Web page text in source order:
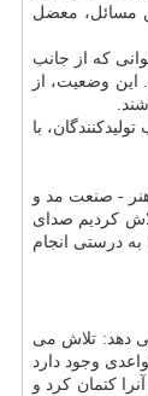
مسائل، معضل
که از جانب
این وضعیت، از
با
- صنعت مد و
کردیم صدای
به درستی انجام
دهد: تلاش می
وجود دارد
کتمان کرد و